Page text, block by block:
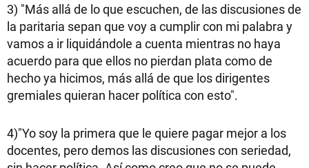
3) "Más allá de lo que escuchen, de las discusiones de
la paritaria sepan que voy a cumplir con mi palabra y
vamos a ir liquidándole a cuenta mientras no haya
acuerdo para que ellos no pierdan plata como de
hecho ya hicimos, más allá de que los dirigentes
gremiales quieran hacer política con esto".
4)"Yo soy la primera que le quiere pagar mejor a los
docentes, pero demos las discusiones con seriedad,